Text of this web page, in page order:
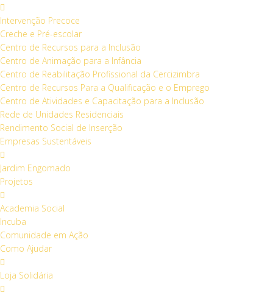
Intervenção Precoce
Creche e Pré-escolar
Centro de Recursos para a Inclusão
Centro de Animação para a Infância
Centro de Reabilitação Profissional da Cercizimbra
Centro de Recursos Para a Qualificação e o Emprego
Centro de Atividades e Capacitação para a Inclusão
Rede de Unidades Residenciais
Rendimento Social de Inserção
Empresas Sustentáveis
Jardim Engomado
Projetos
Academia Social
Incuba
Comunidade em Ação
Como Ajudar
Loja Solidária